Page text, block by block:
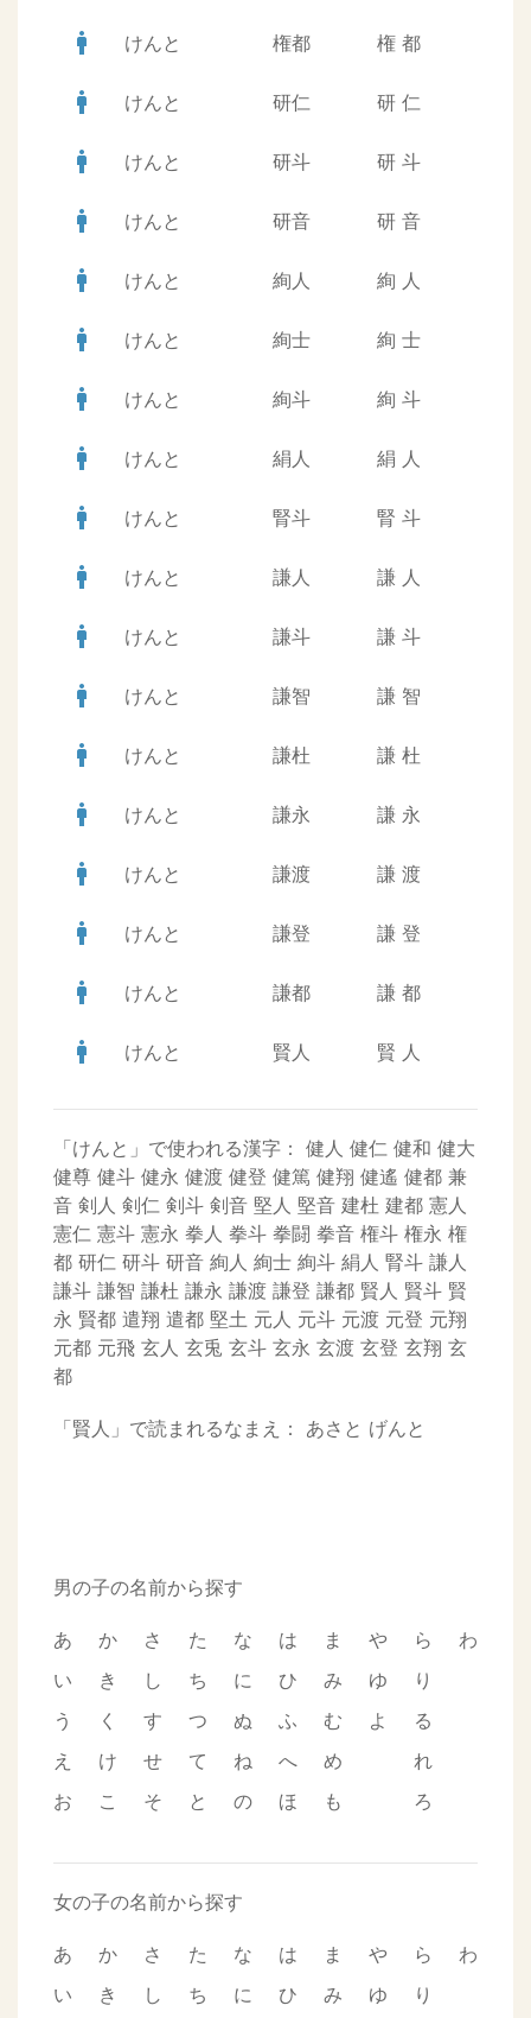
man けんと 権都 権 都
man けんと 研仁 研 仁
man けんと 研斗 研 斗
man けんと 研音 研 音
man けんと 絢人 絢 人
man けんと 絢士 絢 士
man けんと 絢斗 絢 斗
man けんと 絹人 絹 人
man けんと 腎斗 腎 斗
man けんと 謙人 謙 人
man けんと 謙斗 謙 斗
man けんと 謙智 謙 智
man けんと 謙杜 謙 杜
man けんと 謙永 謙 永
man けんと 謙渡 謙 渡
man けんと 謙登 謙 登
man けんと 謙都 謙 都
man けんと 賢人 賢 人
「けんと」で使われる漢字： 健人 健仁 健和 健大
健尊 健斗 健永 健渡 健登 健篤 健翔 健遙 健都 兼
音 剣人 剣仁 剣斗 剣音 堅人 堅音 建杜 建都 憲人
憲仁 憲斗 憲永 拳人 拳斗 拳闘 拳音 権斗 権永 権
都 研仁 研斗 研音 絢人 絢士 絢斗 絹人 腎斗 謙人
謙斗 謙智 謙杜 謙永 謙渡 謙登 謙都 賢人 賢斗 賢
永 賢都 遣翔 遣都 堅土 元人 元斗 元渡 元登 元翔
元都 元飛 玄人 玄兎 玄斗 玄永 玄渡 玄登 玄翔 玄
都
「賢人」で読まれるなまえ： あさと げんと
男の子の名前から探す
あ
い
う
え
お
か
き
く
け
こ
さ
し
す
せ
そ
た
ち
つ
て
と
な
に
ぬ
ね
の
は
ひ
ふ
へ
ほ
ま
み
む
め
も
や
ゆ
よ
ら
り
る
れ
ろ
わ
女の子の名前から探す
あ
い
か
き
さ
し
た
ち
な
に
は
ひ
ま
み
や
ゆ
ら
り
わ